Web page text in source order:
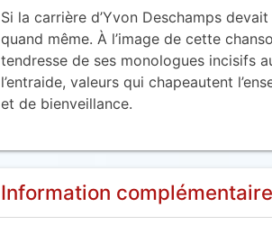
Si la carrière d’Yvon Deschamps
quand même. À l’image de cette
tendresse de ses monologues incisifs
l’entraide, valeurs qui chapeautent
et de bienveillance.
Information complémentaire